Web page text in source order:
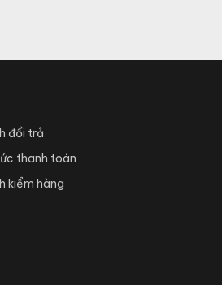
đổi trả
thanh toán
kiểm hàng